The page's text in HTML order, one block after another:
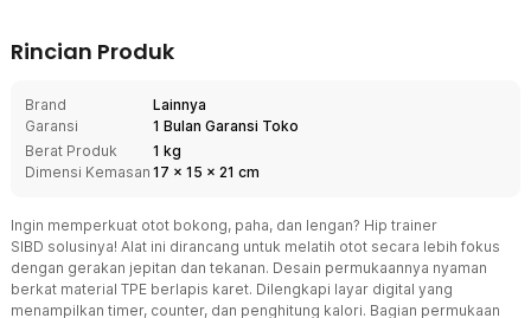
Rincian Produk
Brand
Lainnya
Garansi
1 Bulan Garansi Toko
Berat Produk
1 kg
Dimensi Kemasan 17 x 15 x 21 cm
Ingin memperkuat otot bokong, paha, dan lengan? Hip trainer
SIBD solusinya! Alat ini dirancang untuk melatih otot secara lebih fokus
dengan gerakan jepitan dan tekanan. Desain permukaannya nyaman
berkat material TPE berlapis karet. Dilengkapi layar digital yang
menampilkan timer, counter, dan penghitung kalori. Bagian permukaan